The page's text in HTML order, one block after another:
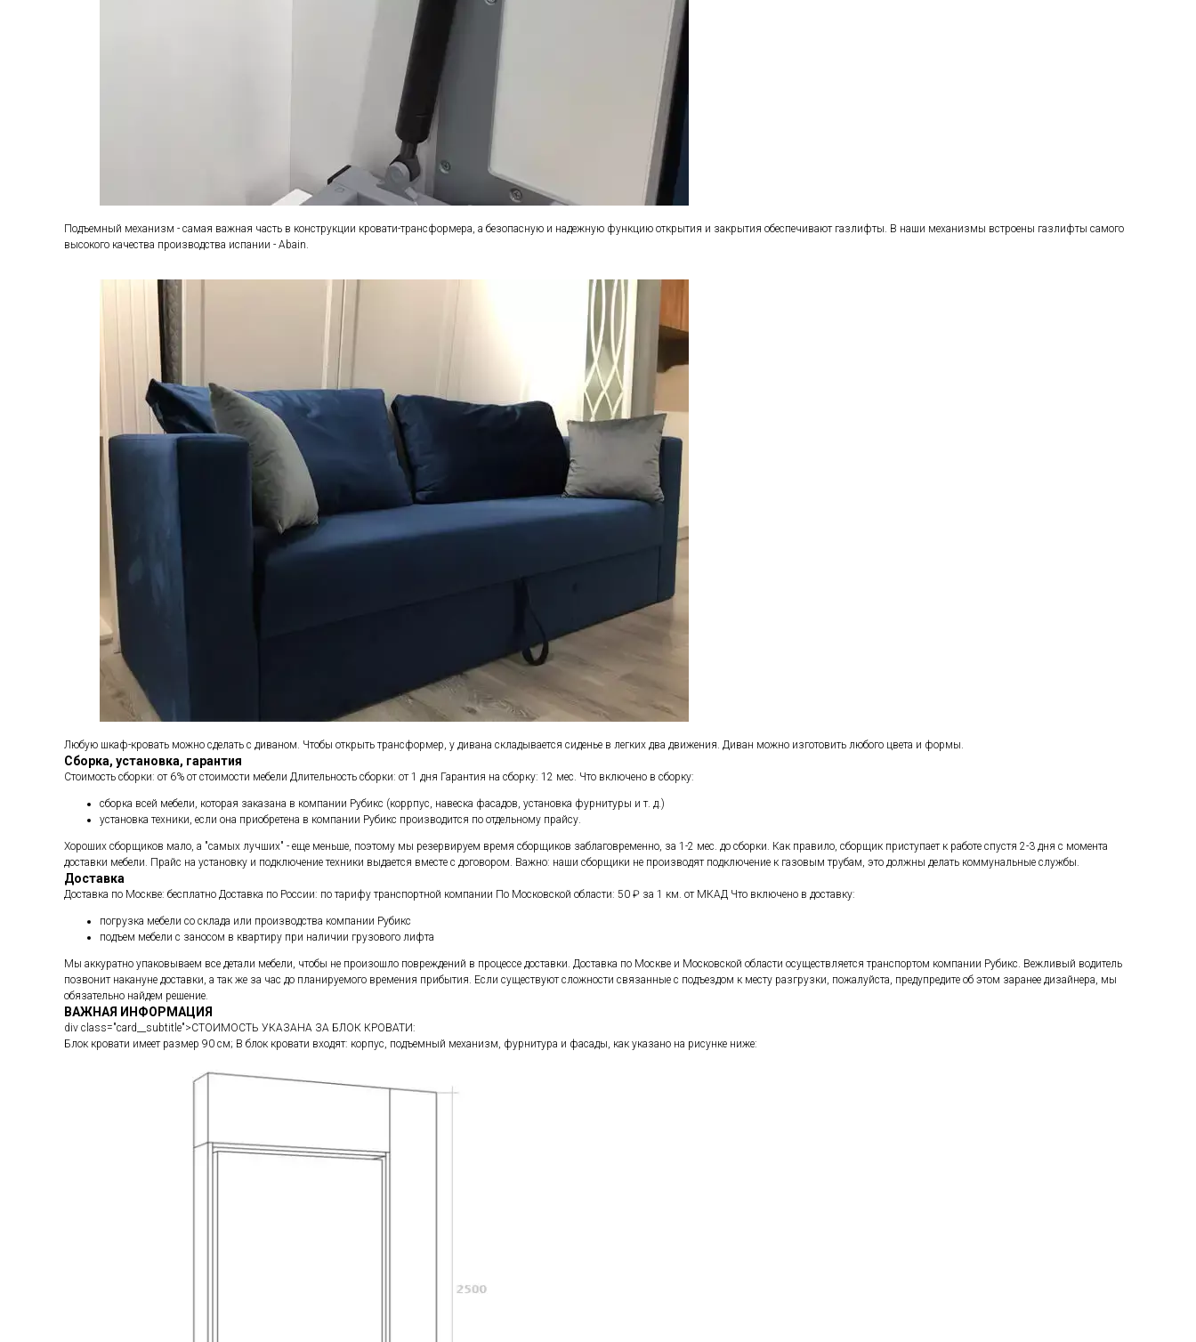
Подъемный механизм - самая важная часть в конструкции кровати-трансформера, а безопасную и надежную функцию открытия и закрытия обеспечивают газлифты. В наши механизмы встроены газлифты самого
высокого качества производства испании - Abain.
Любую шкаф-кровать можно сделать с диваном. Чтобы открыть трансформер, у дивана складывается сиденье в легких два движения. Диван можно изготовить любого цвета и формы.
Сборка, установка, гарантия
Стоимость сборки: от 6% от стоимости мебели Длительность сборки: от 1 дня Гарантия на сборку: 12 мес. Что включено в сборку:
сборка всей мебели, которая заказана в компании Рубикс (коррпус, навеска фасадов, установка фурнитуры и т. д.)
установка техники, если она приобретена в компании Рубикс производится по отдельному прайсу.
Хороших сборщиков мало, а "самых лучших" - еще меньше, поэтому мы резервируем время сборщиков заблаговременно, за 1-2 мес. до сборки. Как правило, сборщик приступает к работе спустя 2-3 дня с момента
доставки мебели. Прайс на установку и подключение техники выдается вместе с договором. Важно: наши сборщики не производят подключение к газовым трубам, это должны делать коммунальные службы.
Доставка
Доставка по Москве: бесплатно Доставка по России: по тарифу транспортной компании По Московской области: 50 ₽ за 1 км. от МКАД Что включено в доставку:
погрузка мебели со склада или производства компании Рубикс
подъем мебели с заносом в квартиру при наличии грузового лифта
Мы аккуратно упаковываем все детали мебели, чтобы не произошло повреждений в процессе доставки. Доставка по Москве и Московской области осуществляется транспортом компании Рубикс. Вежливый водитель
позвонит накануне доставки, а так же за час до планируемого времения прибытия. Если существуют сложности связанные с подъездом к месту разгрузки, пожалуйста, предупредите об этом заранее дизайнера, мы
обязательно найдем решение.
ВАЖНАЯ ИНФОРМАЦИЯ
div class="card__subtitle">СТОИМОСТЬ УКАЗАНА ЗА БЛОК КРОВАТИ:
Блок кровати имеет размер 90 см; В блок кровати входят: корпус, подъемный механизм, фурнитура и фасады, как указано на рисунке ниже: